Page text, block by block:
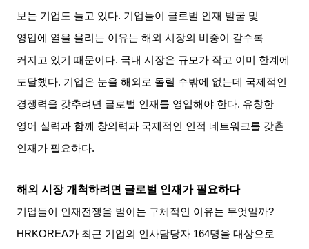
보는 기업도 늘고 있다. 기업들이 글로벌 인재 발굴 및
영입에 열을 올리는 이유는 해외 시장의 비중이 갈수록
커지고 있기 때문이다. 국내 시장은 규모가 작고 이미 한계에
도달했다. 기업은 눈을 해외로 돌릴 수밖에 없는데 국제적인
경쟁력을 갖추려면 글로벌 인재를 영입해야 한다. 유창한
영어 실력과 함께 창의력과 국제적인 인적 네트워크를 갖춘
인재가 필요하다.
해외 시장 개척하려면 글로벌 인재가 필요하다
기업들이 인재전쟁을 벌이는 구체적인 이유는 무엇일까?
HRKOREA가 최근 기업의 인사담당자 164명을 대상으로